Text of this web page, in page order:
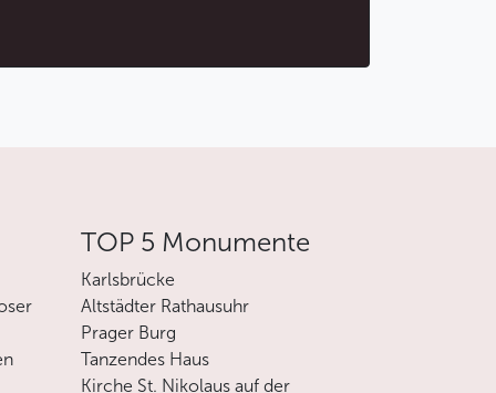
TOP 5 Monumente
Karlsbrücke
Altstädter Rathausuhr
Prager Burg
Tanzendes Haus
Kirche St. Nikolaus auf der